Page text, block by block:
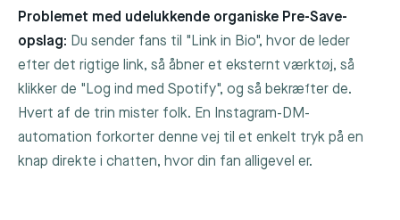
Problemet med udelukkende organiske Pre-Save-
opslag: Du sender fans til "Link in Bio", hvor de leder
efter det rigtige link, så åbner et eksternt værktøj, så
klikker de "Log ind med Spotify", og så bekræfter de.
Hvert af de trin mister folk. En Instagram-DM-
automation forkorter denne vej til et enkelt tryk på en
knap direkte i chatten, hvor din fan alligevel er.